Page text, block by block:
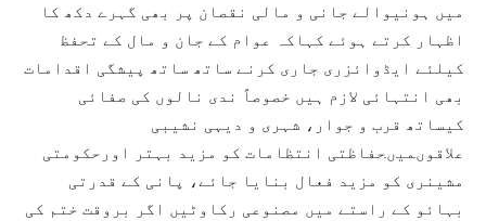
میں ہونیوالے جانی و مالی نقصان پر بھی گہرے دکھ کا
اظہار کرتے ہوئے کہاکہ عوام کے جان و مال کے تحفظ
کیلئے ایڈوائزری جاری کرنے ساتھ ساتھ پیشگی اقدامات
بھی انتہائی لازم ہیں خصوصاً ندی نالوں کی صفائی
کیساتھ قرب و جوار، شہری و دیہی نشیبی
علاقوںمیںحفاظتی انتظامات کو مزید بہتر اورحکومتی
مشینری کو مزید فعال بنایا جائے، پانی کے قدرتی
بہائو کے راستے میں مصنوعی رکاوٹیں اگر بروقت ختم کی